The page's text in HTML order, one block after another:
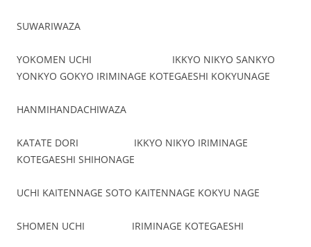
SUWARIWAZA
YOKOMEN UCHI IKKYO NIKYO SANKYO
YONKYO GOKYO IRIMINAGE KOTEGAESHI KOKYUNAGE
HANMIHANDACHIWAZA
KATATE DORI IKKYO NIKYO IRIMINAGE
KOTEGAESHI SHIHONAGE
UCHI KAITENNAGE SOTO KAITENNAGE KOKYU NAGE
SHOMEN UCHI IRIMINAGE KOTEGAESHI